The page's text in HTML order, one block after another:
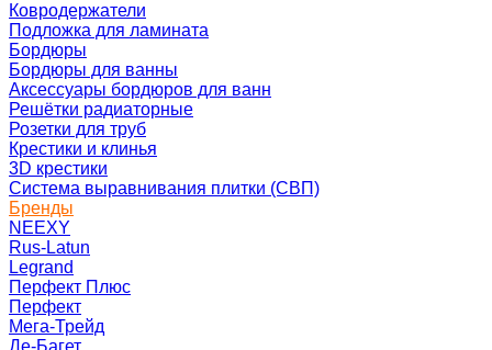
Ковродержатели
Подложка для ламината
Бордюры
Бордюры для ванны
Аксессуары бордюров для ванн
Решётки радиаторные
Розетки для труб
Крестики и клинья
3D крестики
Система выравнивания плитки (СВП)
Бренды
NEEXY
Rus-Latun
Legrand
Перфект Плюс
Перфект
Мега-Трейд
Де-Багет